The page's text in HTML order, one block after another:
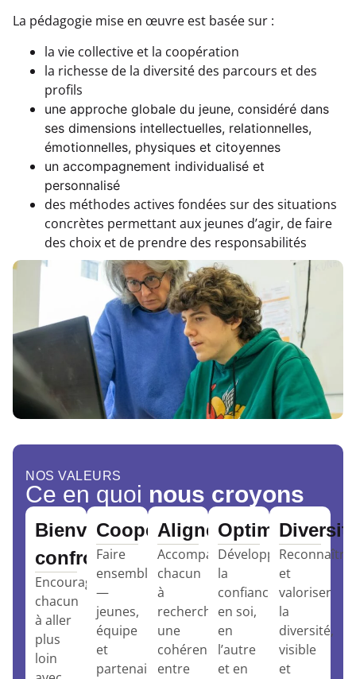
La pédagogie mise en œuvre est basée sur :
la vie collective et la coopération
la richesse de la diversité des parcours et des
profils
une approche globale du jeune, considéré dans
ses dimensions intellectuelles, relationnelles,
émotionnelles, physiques et citoyennes
un accompagnement individualisé et
personnalisé
des méthodes actives fondées sur des situations
concrètes permettant aux jeunes d’agir, de faire
des choix et de prendre des responsabilités
NOS VALEURS
Ce en quoi nous croyons
Bienveillance
confrontante
Encourager
chacun
à aller
plus
loin
Coopération
Faire
ensemble
—
jeunes,
équipe
et
partenaires
Alignement
Accompagner
chacun
à
rechercher
une
cohérence
entre
Optimisme
Développer
la
confiance
en soi,
en
l’autre
et en
Reconnaître
et
valoriser
la
diversité,
visible
et